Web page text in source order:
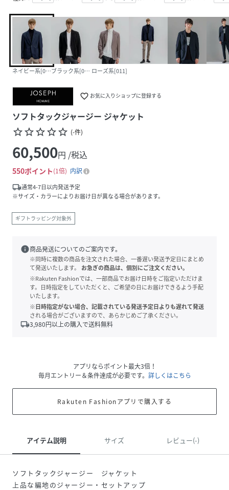
ネイビー系[075]ブラック系[005]ローズ系[011]
favorite_border お気に入りショップに登録する
ソフトタックジャージー ジャケット
star_borderstar_borderstar_borderstar_borderstar_border (-件)
60,500円 /税込
550ポイント 1倍
内訳
local_shipping通常4-7日以内発送予定
※サイズ・カラーによりお届け日が異なる場合があります。
ギフトラッピング対象外
info商品発送についてのご案内です。
※同時に複数の商品を注文された場合、一番遅い発送予定日にまとめ
て発送いたします。
お急ぎの商品は、個別にご注文ください。
※Rakuten Fashionでは、一部商品でお届け日時をご指定いただけま
す。日時指定をしていただくと、ご希望の日にお届けできるよう手配
いたします。
※日時指定がない場合、記載されている発送予定日よりも遅れて発送
される場合がございますので、あらかじめご了承ください。
local_shipping3,980円以上の購入で送料無料
アプリならポイント最大3倍！
毎月エントリー＆条件達成が必要です。 詳しくはこちら
Rakuten Fashionアプリで購入する
アイテム説明 サイズ レビュー(-)
ソフトタックジャージー ジャケット
上品な編地のジャージー・セットアップ